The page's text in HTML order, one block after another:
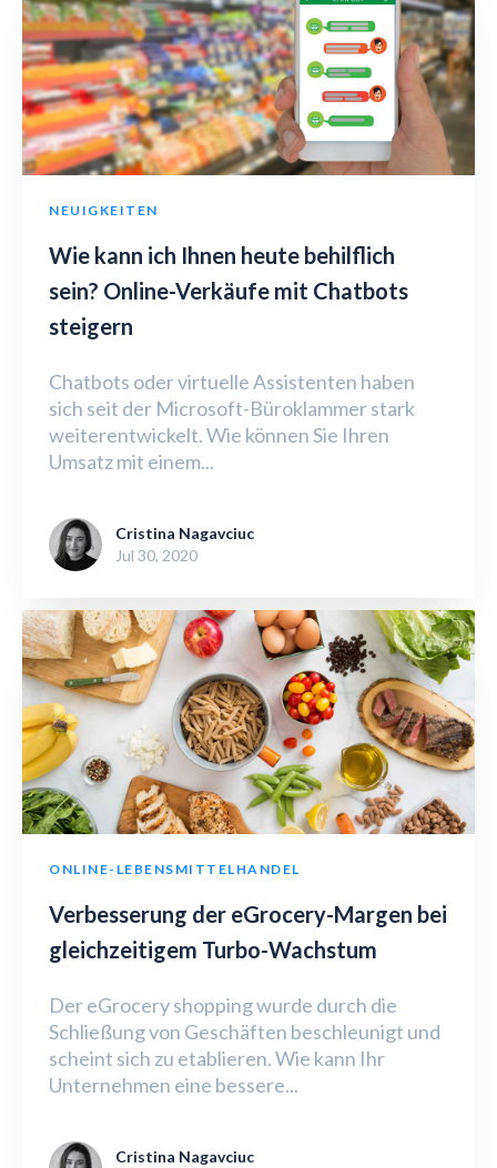
NEUIGKEITEN
Wie kann ich Ihnen heute behilflich
sein? Online-Verkäufe mit Chatbots
steigern
Chatbots oder virtuelle Assistenten haben
sich seit der Microsoft-Büroklammer stark
weiterentwickelt. Wie können Sie Ihren
Umsatz mit einem...
Cristina Nagavciuc
Jul 30, 2020
ONLINE-LEBENSMITTELHANDEL
Verbesserung der eGrocery-Margen bei
gleichzeitigem Turbo-Wachstum
Der eGrocery shopping wurde durch die
Schließung von Geschäften beschleunigt und
scheint sich zu etablieren. Wie kann Ihr
Unternehmen eine bessere...
Cristina Nagavciuc